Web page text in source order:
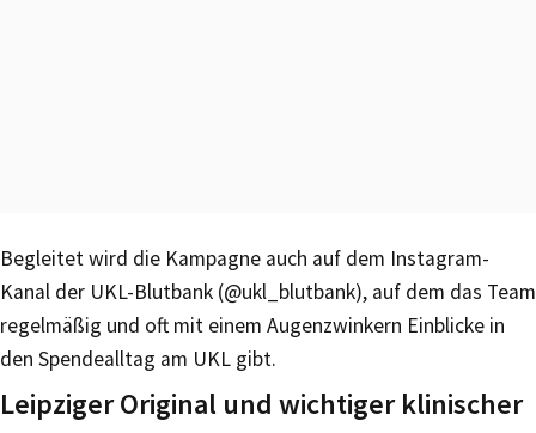
Begleitet wird die Kampagne auch auf dem Instagram-
Kanal der UKL-Blutbank (@ukl_blutbank), auf dem das Team
regelmäßig und oft mit einem Augenzwinkern Einblicke in
den Spendealltag am UKL gibt.
Leipziger Original und wichtiger klinischer